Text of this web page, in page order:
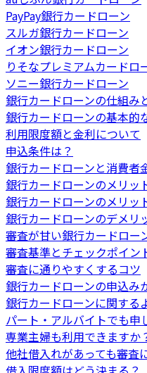
PayPay銀行カードローン
スルガ銀行カードローン
イオン銀行カードローン
りそなプレミアムカードロ
ソニー銀行カードローン
銀行カードローンの仕組み
銀行カードローンの基本的
利用限度額と金利について
申込条件は？
銀行カードローンと消費者
銀行カードローンのメリッ
銀行カードローンのメリッ
銀行カードローンのデメリ
審査が甘い銀行カードロー
審査基準とチェックポイン
審査に通りやすくするコツ
銀行カードローンの申込み
銀行カードローンに関する
パート・アルバイトでも申
専業主婦も利用できますか
他社借入れがあっても審査